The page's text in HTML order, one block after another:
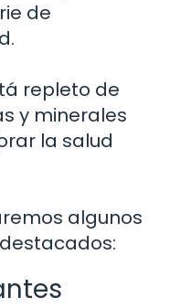
de
repleto de
y minerales
la salud
algunos